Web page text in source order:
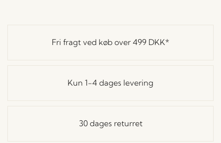
Fri fragt ved køb over 499 DKK*
Kun 1-4 dages levering
30 dages returret